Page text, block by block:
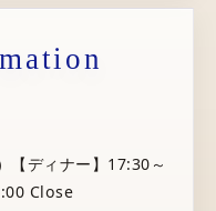
【ディナー】17:30～
Close